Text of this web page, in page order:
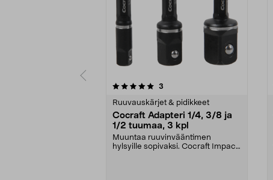
3
Ruuvauskärjet & pidikkeet
Cocraft Adapteri 1/4, 3/8 ja
1/2 tuumaa, 3 kpl
Muuntaa ruuvinvääntimen
hylsyille sopivaksi. Cocraft Impact
4.0 viidestä